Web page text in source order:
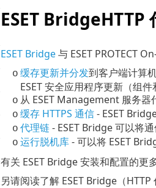
ESET BridgeHTTP
ESET Bridge与 ESET PROTECT
o 缓存更新并分发到客户端计算
ESET 安全应用程序更新（组
o 从 ESET Management 服务器
o 缓存 HTTPS 通信- ESET
o 代理链- ESET Bridge 可以将通
o 运行脱机库- 可以将 ESET
有关 ESET Bridge 安装和配置的更
另请阅读了解 ESET Bridge（